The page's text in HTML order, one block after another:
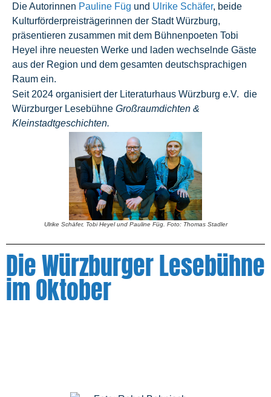
Die Autorinnen Pauline Füg und Ulrike Schäfer, beide
Kulturförderpreisträgerinnen der Stadt Würzburg,
präsentieren zusammen mit dem Bühnenpoeten Tobi
Heyel ihre neuesten Werke und laden wechselnde Gäste
aus der Region und dem gesamten deutschsprachigen
Raum ein.
Seit 2024 organisiert der Literaturhaus Würzburg e.V. die
Würzburger Lesebühne Großraumdichten &
Kleinstadtgeschichten.
Ulrike Schäfer, Tobi Heyel und Pauline Füg. Foto: Thomas Stadler
Die Würzburger Lesebühne
im Oktober